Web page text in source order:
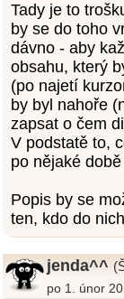
Tady je to
by se do toho
dávno - aby
obsahu, který
(po najetí
by byl nahoře
zapsat o čem
V podstatě to,
po nějaké
Popis by se
ten, kdo do
jenda^^
po 1. únor